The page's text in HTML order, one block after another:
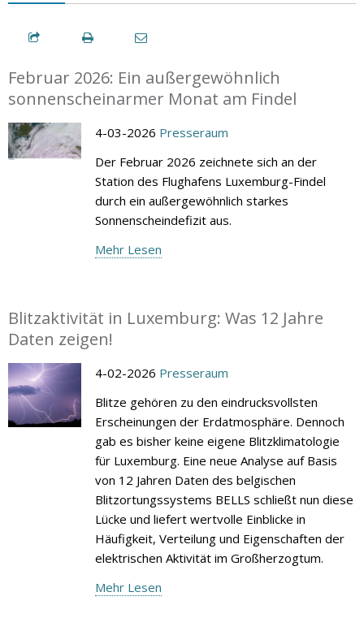
Februar 2026: Ein außergewöhnlich
sonnenscheinarmer Monat am Findel
4-03-2026 Presseraum
Der Februar 2026 zeichnete sich an der
Station des Flughafens Luxemburg-Findel
durch ein außergewöhnlich starkes
Sonnenscheindefizit aus.
Mehr Lesen
Blitzaktivität in Luxemburg: Was 12 Jahre
Daten zeigen!
4-02-2026 Presseraum
Blitze gehören zu den eindrucksvollsten
Erscheinungen der Erdatmosphäre. Dennoch
gab es bisher keine eigene Blitzklimatologie
für Luxemburg. Eine neue Analyse auf Basis
von 12 Jahren Daten des belgischen
Blitzortungssystems BELLS schließt nun diese
Lücke und liefert wertvolle Einblicke in
Häufigkeit, Verteilung und Eigenschaften der
elektrischen Aktivität im Großherzogtum.
Mehr Lesen